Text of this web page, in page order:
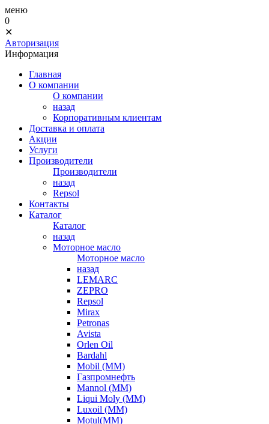
меню
0
✕
Авторизация
Информация
Главная
О компании
О компании
назад
Корпоративным клиентам
Доставка и оплата
Акции
Услуги
Производители
Производители
назад
Repsol
Контакты
Каталог
Каталог
назад
Моторное масло
Моторное масло
назад
LEMARC
ZEPRO
Repsol
Mirax
Petronas
Avista
Orlen Oil
Bardahl
Mobil (ММ)
Газпромнефть
Mannol (ММ)
Liqui Moly (ММ)
Luxoil (ММ)
Motul(ММ)